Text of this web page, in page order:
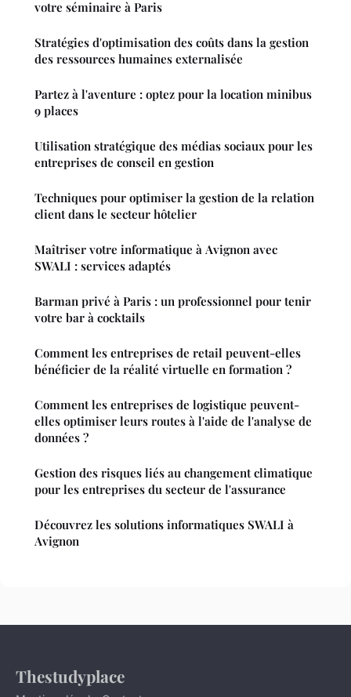
votre séminaire à Paris
Stratégies d'optimisation des coûts dans la gestion
des ressources humaines externalisée
Partez à l'aventure : optez pour la location minibus
9 places
Utilisation stratégique des médias sociaux pour les
entreprises de conseil en gestion
Techniques pour optimiser la gestion de la relation
client dans le secteur hôtelier
Maîtriser votre informatique à Avignon avec
SWALI : services adaptés
Barman privé à Paris : un professionnel pour tenir
votre bar à cocktails
Comment les entreprises de retail peuvent-elles
bénéficier de la réalité virtuelle en formation ?
Comment les entreprises de logistique peuvent-
elles optimiser leurs routes à l'aide de l'analyse de
données ?
Gestion des risques liés au changement climatique
pour les entreprises du secteur de l'assurance
Découvrez les solutions informatiques SWALI à
Avignon
Thestudyplace